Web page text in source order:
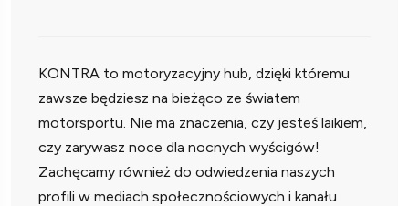
KONTRA to motoryzacyjny hub, dzięki któremu
zawsze będziesz na bieżąco ze światem
motorsportu. Nie ma znaczenia, czy jesteś laikiem,
czy zarywasz noce dla nocnych wyścigów!
Zachęcamy również do odwiedzenia naszych
profili w mediach społecznościowych i kanału